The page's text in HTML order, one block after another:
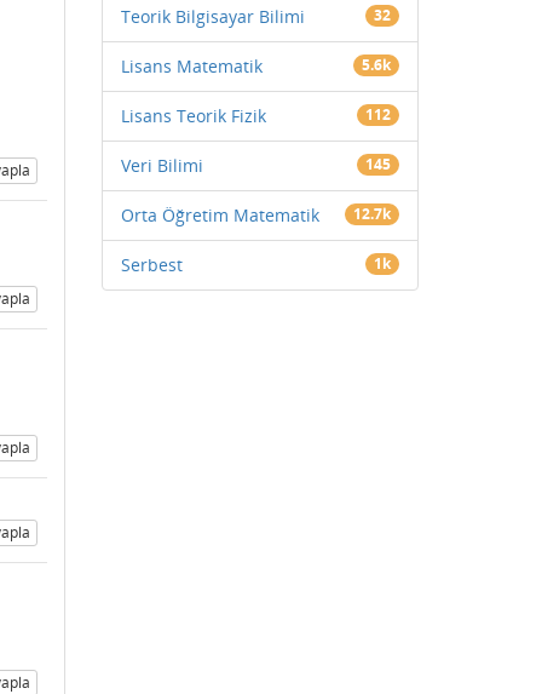
Teorik Bilgisayar Bilimi 32
Lisans Matematik 5.6k
Lisans Teorik Fizik 112
Veri Bilimi 145
Orta Öğretim Matematik 12.7k
Serbest 1k